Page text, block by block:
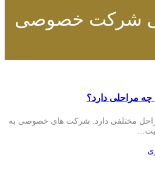
شرکت خصوصی
مراحلی دارد؟
مختلفی دارد. شرکت های خصوصی به